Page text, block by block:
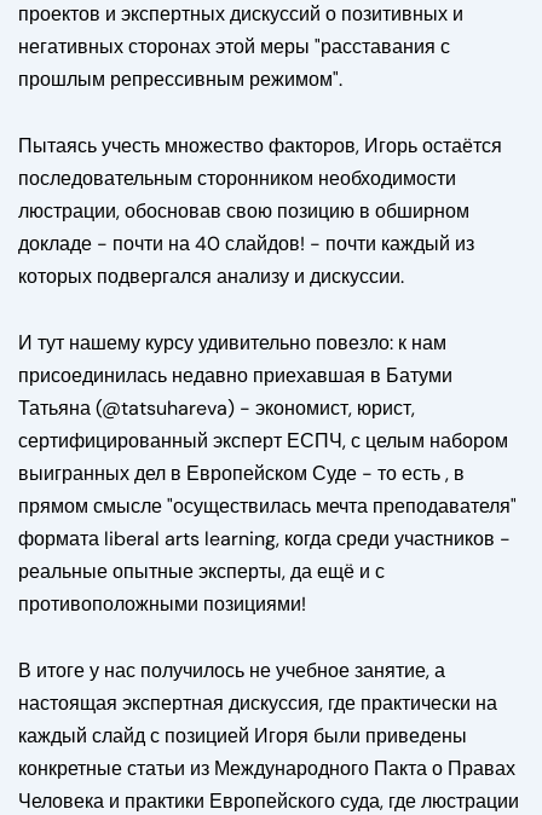
проектов и экспертных дискуссий о позитивных и
негативных сторонах этой меры "расставания с
прошлым репрессивным режимом".
Пытаясь учесть множество факторов, Игорь остаётся
последовательным сторонником необходимости
люстрации, обосновав свою позицию в обширном
докладе - почти на 40 слайдов! - почти каждый из
которых подвергался анализу и дискуссии.
И тут нашему курсу удивительно повезло: к нам
присоединилась недавно приехавшая в Батуми
Татьяна (@tatsuhareva) - экономист, юрист,
сертифицированный эксперт ЕСПЧ, с целым набором
выигранных дел в Европейском Суде - то есть , в
прямом смысле "осуществилась мечта преподавателя"
формата liberal arts learning, когда среди участников -
реальные опытные эксперты, да ещё и с
противоположными позициями!
В итоге у нас получилось не учебное занятие, а
настоящая экспертная дискуссия, где практически на
каждый слайд с позицией Игоря были приведены
конкретные статьи из Международного Пакта о Правах
Человека и практики Европейского суда, где люстрации